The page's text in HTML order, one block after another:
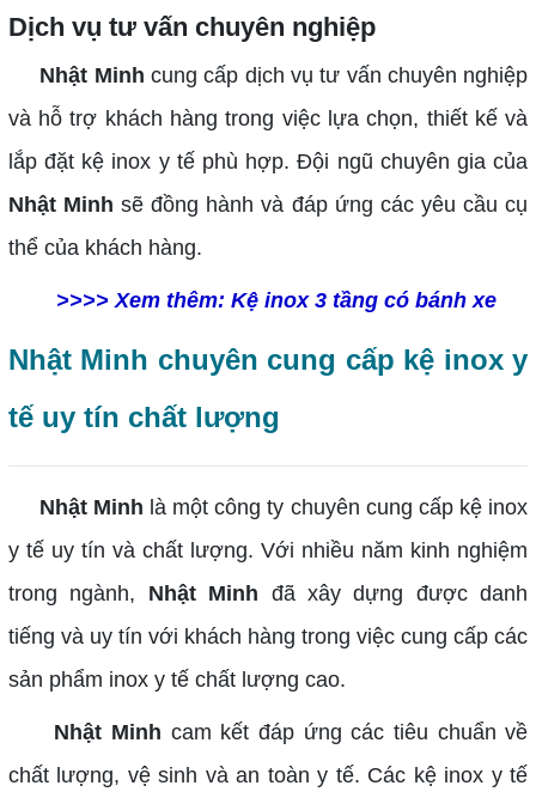
Dịch vụ tư vấn chuyên nghiệp
Nhật Minh cung cấp dịch vụ tư vấn chuyên nghiệp
và hỗ trợ khách hàng trong việc lựa chọn, thiết kế và
lắp đặt kệ inox y tế phù hợp. Đội ngũ chuyên gia của
Nhật Minh sẽ đồng hành và đáp ứng các yêu cầu cụ
thể của khách hàng.
>>>> Xem thêm: Kệ inox 3 tầng có bánh xe
Nhật Minh chuyên cung cấp kệ inox y
tế uy tín chất lượng
Nhật Minh là một công ty chuyên cung cấp kệ inox
y tế uy tín và chất lượng. Với nhiều năm kinh nghiệm
trong ngành, Nhật Minh đã xây dựng được danh
tiếng và uy tín với khách hàng trong việc cung cấp các
sản phẩm inox y tế chất lượng cao.
Nhật Minh cam kết đáp ứng các tiêu chuẩn về
chất lượng, vệ sinh và an toàn y tế. Các kệ inox y tế